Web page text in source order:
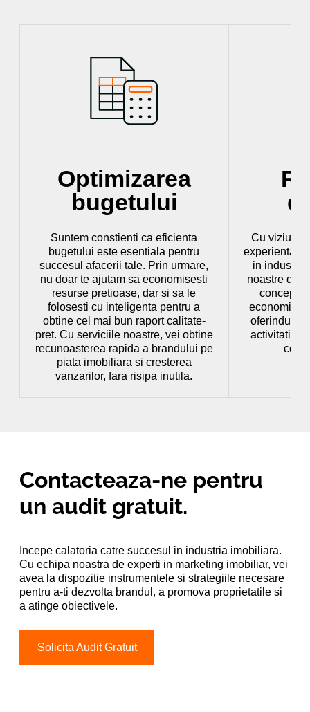
Optimizarea
bugetului
Suntem constienti ca eficienta
bugetului este esentiala pentru
succesul afacerii tale. Prin urmare,
nu doar te ajutam sa economisesti
resurse pretioase, dar si sa le
folosesti cu inteligenta pentru a
obtine cel mai bun raport calitate-
pret. Cu serviciile noastre, vei obtine
recunoasterea rapida a brandului pe
piata imobiliara si cresterea
vanzarilor, fara risipa inutila.
Cu
experienta
in
noastre de
oferindu-ti
activitatile
Contacteaza-ne pentru
un audit gratuit.
Incepe calatoria catre succesul in industria imobiliara.
Cu echipa noastra de experti in marketing imobiliar, vei
avea la dispozitie instrumentele si strategiile necesare
pentru a-ti dezvolta brandul, a promova proprietatile si
a atinge obiectivele.
Solicita Audit Gratuit